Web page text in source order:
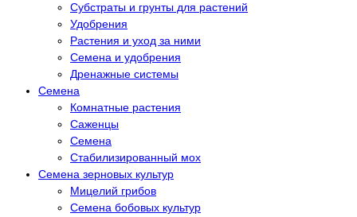
Субстраты и грунты для растений
Удобрения
Растения и уход за ними
Семена и удобрения
Дренажные системы
Семена
Комнатные растения
Саженцы
Семена
Стабилизированный мох
Семена зерновых культур
Мицелий грибов
Семена бобовых культур